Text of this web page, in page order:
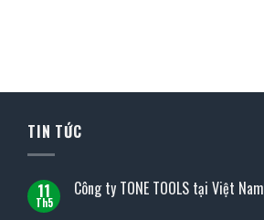
TIN TỨC
11
Th5
Công ty TONE TOOLS tại Việt Nam